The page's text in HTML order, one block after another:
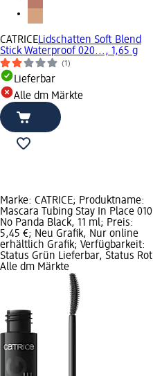
CATRICELidschatten Soft Blend
Stick Waterproof 020..., 1,65 g
(1)
Lieferbar
Alle dm Märkte
Marke: CATRICE; Produktname:
Mascara Tubing Stay In Place 010
No Panda Black, 11 ml; Preis:
5,45 €; Neu Grafik, Nur online
erhältlich Grafik; Verfügbarkeit:
Status Grün Lieferbar, Status Rot
Alle dm Märkte